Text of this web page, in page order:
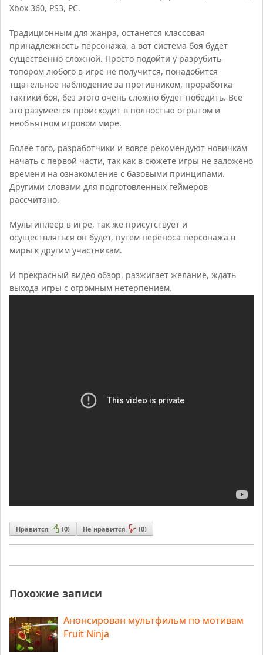
Xbox 360, PS3, PC.
Традиционным для жанра, останется классовая
принадлежность персонажа, а вот система боя будет
существенно сложной. Просто подойти у разрубить
топором любого в игре не получится, понадобится
тщательное наблюдение за противником, проработка
тактики боя, без этого очень сложно будет победить. Все
это разумеется происходит в полностью отрытом и
необъятном игровом мире.
Более того, разработчики и вовсе рекомендуют новичкам
начать с первой части, так как в сюжете игры не заложено
времени на ознакомление с базовыми принципами.
Другими словами для подготовленных геймеров
рассчитано.
Мультиплеер в игре, так же присутствует и
осуществляться он будет, путем переноса персонажа в
миры к другим участникам.
И прекрасный видео обзор, разжигает желание, ждать
выхода игры с огромным нетерпением.
Нравится (0) Не нравится (0)
Похожие записи
Анонсирован мультфильм по мотивам
Fruit Ninja